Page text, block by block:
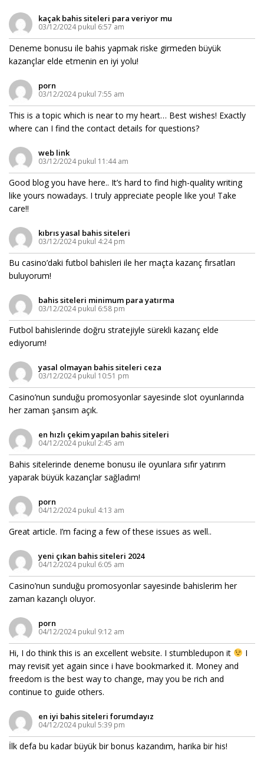
kaçak bahis siteleri para veriyor mu
03/12/2024 pukul 6:57 am
Deneme bonusu ile bahis yapmak riske girmeden büyük
kazançlar elde etmenin en iyi yolu!
porn
03/12/2024 pukul 7:55 am
This is a topic which is near to my heart… Best wishes! Exactly
where can I find the contact details for questions?
web link
03/12/2024 pukul 11:44 am
Good blog you have here.. It’s hard to find high-quality writing
like yours nowadays. I truly appreciate people like you! Take
care!!
kıbrıs yasal bahis siteleri
03/12/2024 pukul 4:24 pm
Bu casino’daki futbol bahisleri ile her maçta kazanç fırsatları
buluyorum!
bahis siteleri minimum para yatırma
03/12/2024 pukul 6:58 pm
Futbol bahislerinde doğru stratejiyle sürekli kazanç elde
ediyorum!
yasal olmayan bahis siteleri ceza
03/12/2024 pukul 10:51 pm
Casino’nun sunduğu promosyonlar sayesinde slot oyunlarında
her zaman şansım açık.
en hızlı çekim yapılan bahis siteleri
04/12/2024 pukul 2:45 am
Bahis sitelerinde deneme bonusu ile oyunlara sıfır yatırım
yaparak büyük kazançlar sağladım!
porn
04/12/2024 pukul 4:13 am
Great article. I’m facing a few of these issues as well..
yeni çıkan bahis siteleri 2024
04/12/2024 pukul 6:05 am
Casino’nun sunduğu promosyonlar sayesinde bahislerim her
zaman kazançlı oluyor.
porn
04/12/2024 pukul 9:12 am
Hi, I do think this is an excellent website. I stumbledupon it
I
may revisit yet again since i have bookmarked it. Money and
freedom is the best way to change, may you be rich and
continue to guide others.
en iyi bahis siteleri forumdayız
04/12/2024 pukul 5:39 pm
İlk defa bu kadar büyük bir bonus kazandım, harika bir his!